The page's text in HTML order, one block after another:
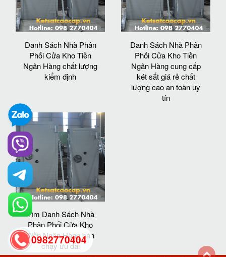
Danh Sách Nhà Phân
Phối Cửa Kho Tiền
Ngân Hàng chất lượng
kiểm định
Danh Sách Nhà Phân
Phối Cửa Kho Tiền
Ngân Hàng cung cấp
két sắt giá rẻ chất
lượng cao an toàn uy
tín
Tìm Danh Sách Nhà
Phân Phối Cửa Kho
Tiền Ngân Hàng bán
chạy ưu đãi
0982770404